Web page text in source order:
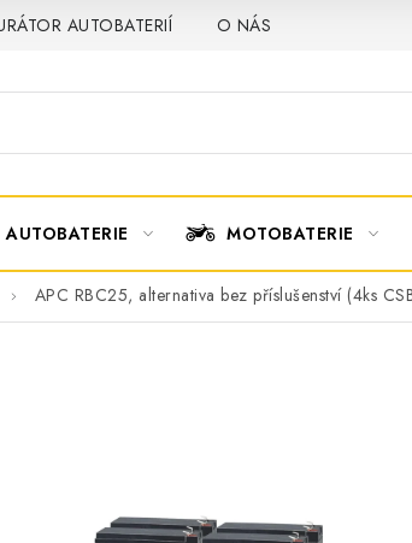
AUTOBATERIÍ O NÁS
AUTOBATERIE MOTOBATERIE
APC RBC25, alternativa bez příslušenství (4ks